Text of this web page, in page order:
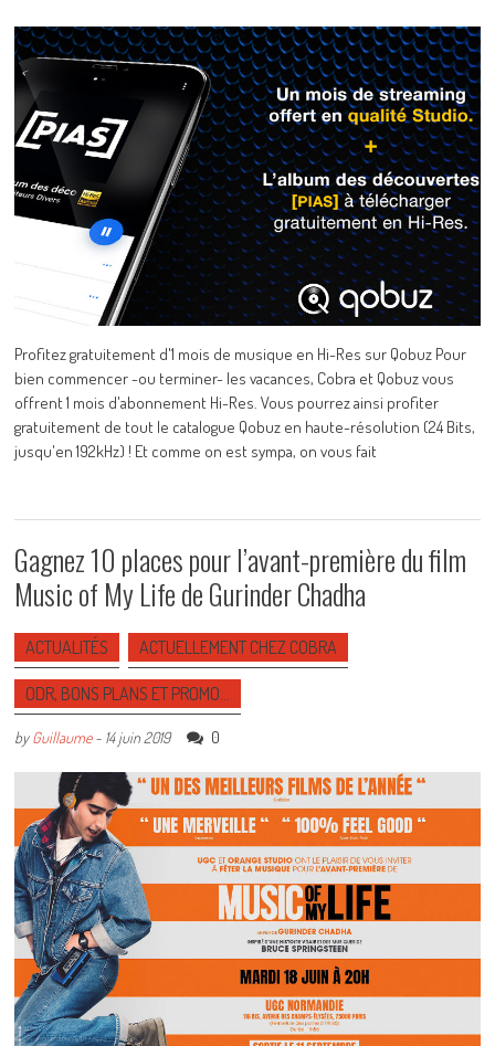
Profitez gratuitement d'1 mois de musique en Hi-Res sur Qobuz Pour
bien commencer -ou terminer- les vacances, Cobra et Qobuz vous
offrent 1 mois d'abonnement Hi-Res. Vous pourrez ainsi profiter
gratuitement de tout le catalogue Qobuz en haute-résolution (24 Bits,
jusqu'en 192kHz) ! Et comme on est sympa, on vous fait
Gagnez 10 places pour l’avant-première du film
Music of My Life de Gurinder Chadha
ACTUALITÉS ACTUELLEMENT CHEZ COBRA
ODR, BONS PLANS ET PROMO…
byGuillaume- 14 juin 2019 0